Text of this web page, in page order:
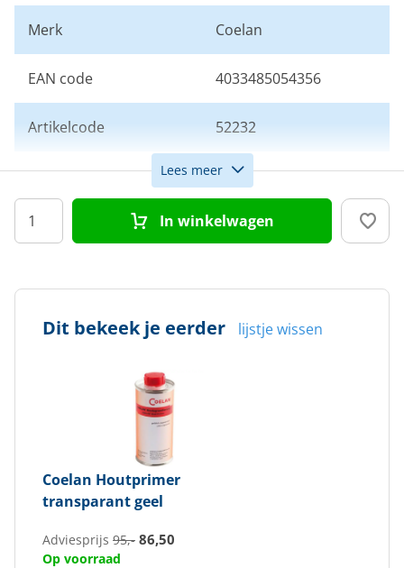
Merk Coelan
EAN code 4033485054356
Artikelcode 52232
Aanbrengen
boven/onder waterlijn
Boven de waterlijn
Lees meer
In winkelwagen
Dit bekeek je eerder lijstje wissen
Coelan Houtprimer
transparant geel
Adviesprijs 95,- 86,50
Op voorraad